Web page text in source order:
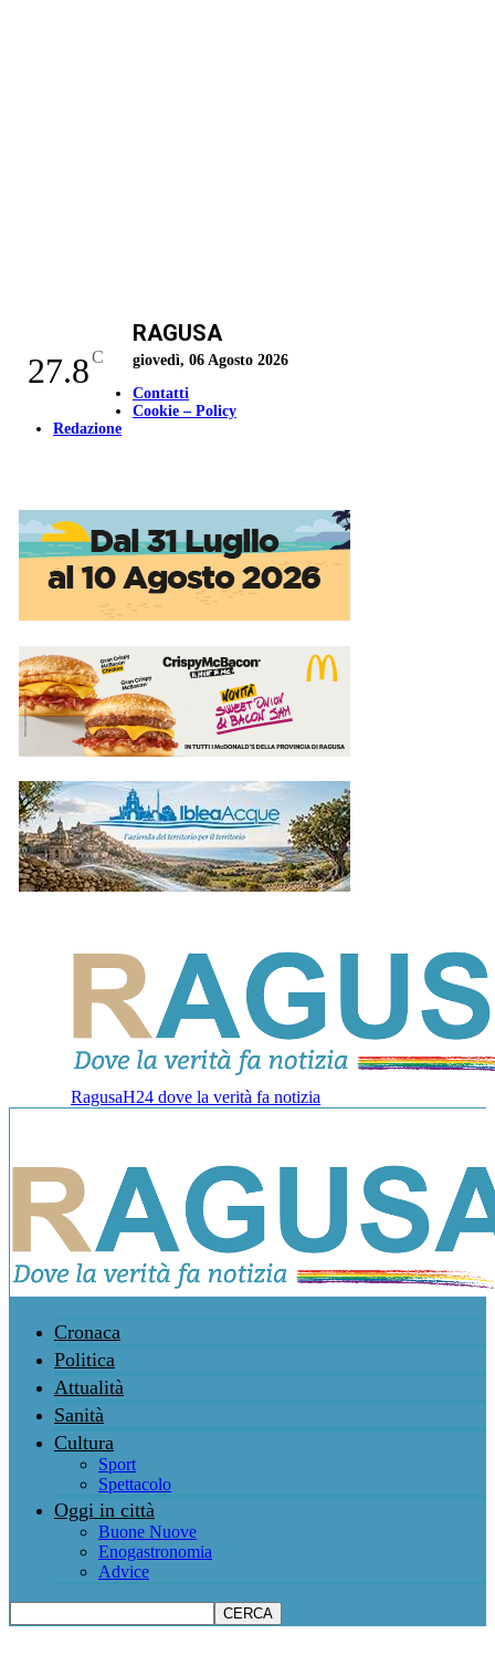
27.8C
RAGUSA
giovedì, 06 Agosto 2026
Contatti
Cookie – Policy
Redazione
RagusaH24 dove la verità fa notizia
Cronaca
Politica
Attualità
Sanità
Cultura
Sport
Spettacolo
Oggi in città
Buone Nuove
Enogastronomia
Advice